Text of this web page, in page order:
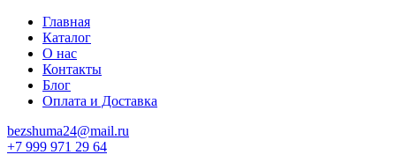
Главная
Каталог
О нас
Контакты
Блог
Оплата и Доставка
bezshuma24@mail.ru
+7 999 971 29 64